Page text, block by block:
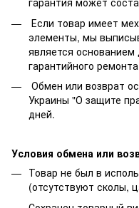
Если товар имеет
элементы, мы
является
гарантийного
Обмен или возврат
Украины "О защите
дней.
Условия обмена или
Товар не был в
(отсутствуют сколы,